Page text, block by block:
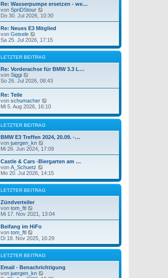
Re: Wasserpumpe ersetzen - we…
von SpriDStour
e
u
e
s
t
r
B
e
i
r
g
Do 30. Jul 2026, 10:30
Re: Neues E3 Mitglied
von Geisele
e
u
e
s
t
e
B
r
a
g
Sa 25. Jul 2026, 17:15
LETZTER BEITRAG
Re: Vorderachse für BMW 3.3 L…
von Siggi
e
t
e
r
B
e
i
t
r
a
g
So 26. Jul 2026, 08:43
Re: Teile
von schumacher
e
e
e
r
B
e
t
r
a
g
Mi 5. Aug 2026, 16:10
LETZTER BEITRAG
BMW E3 Treffen 2024, 20.09. -…
von juergen_kn
e
u
e
t
r
B
e
r
Mi 26. Jun 2024, 17:09
Castle & Cars -Biergarten am …
von A_Schuetz
e
u
e
s
t
B
e
r
g
Mo 20. Jul 2026, 14:15
LETZTER BEITRAG
Zündverteiler
von tom_ftl
e
u
e
t
r
B
e
i
t
Mi 17. Nov 2021, 13:04
Beifang im HiFo
von tom_ftl
e
u
e
s
t
e
r
Di 18. Nov 2025, 16:29
LETZTER BEITRAG
Email - Benachrichtigung
von juergen_kn